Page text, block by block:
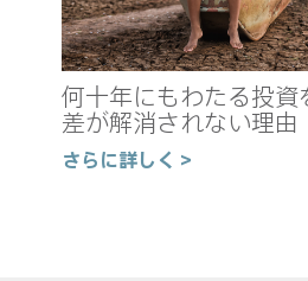
何十年にもわたる投資
差が解消されない理由
さらに詳しく >